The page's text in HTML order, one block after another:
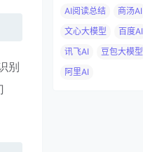
别
AI阅读总结
商汤AI
文心大模型
百度AI
讯飞AI
豆包大模型
阿里AI